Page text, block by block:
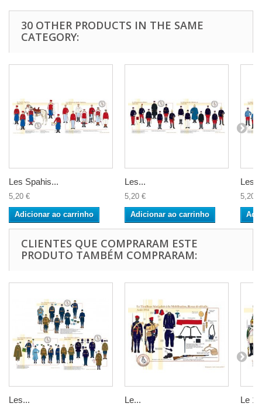
30 OTHER PRODUCTS IN THE SAME
CATEGORY:
Les Spahis...
5,20 €
Adicionar ao carrinho
Les...
5,20 €
Adicionar ao carrinho
Les...
5,20 €
CLIENTES QUE COMPRARAM ESTE
PRODUTO TAMBÉM COMPRARAM:
Les... Le... Le